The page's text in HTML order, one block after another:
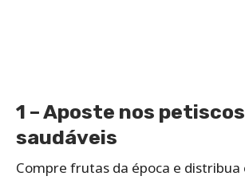
1 – Aposte nos petiscos
saudáveis
Compre frutas da época e distribua